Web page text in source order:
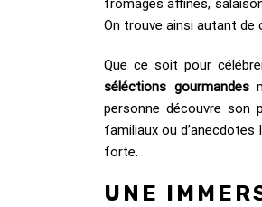
fromages affinés,
On trouve ainsi autant de
Que ce soit pour
séléctions gourmandes
personne découvre son
familiaux ou
forte.
UNE